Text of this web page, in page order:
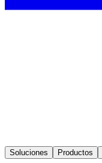
Soluciones Productos